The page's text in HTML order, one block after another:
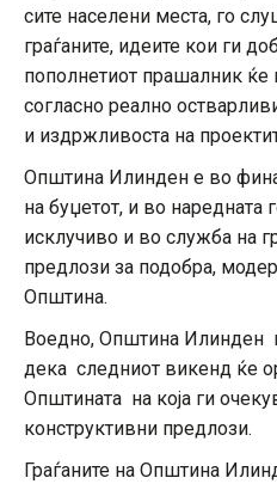
сите населени места, го
граѓаните, идеите кои ги
пополнетиот прашалник
согласно реално
и издржливоста на
Општина Илинден е во
на буџетот, и во наредната
исклучиво и во служба на
предлози за подобра,
Општина.
Воедно, Општина Илинден
дека следниот викенд ќе
Општината на која ги
конструктивни предлози.
Граѓаните на Општина